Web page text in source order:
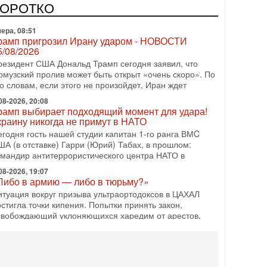
могут стать самыми интригующими? Биньямин
снова уверенно заявляет, что победа на
08:51
пригрозил Ирану ударом - НОВОСТИ
08/2026
США Дональд Трамп сегодня заявил, что
пролив может быть открыт «очень скоро». По
словам, если этого не произойдет, Иран ждет
2026, 20:08
выбирает подходящий момент для удара!
никогда не примут в НАТО
гость нашей студии капитан 1-го ранга ВМC
(в отставке) Гарри (Юрий) Табах, в прошлом:
антитеррористического центра НАТО в
2026, 19:07
в армию — либо в тюрьму?»
вокруг призыва ультраортодоксов в ЦАХАЛ
точки кипения. Попытки принять закон,
уклоняющихся харедим от арестов,